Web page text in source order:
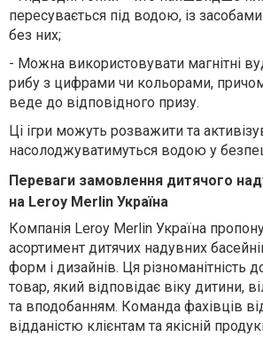
пересувається під водою, із
без них;
- Можна використовувати магнітні
рибу з цифрами чи кольорами,
веде до відповідного призу.
Ці ігри можуть розважити та
насолоджуватимуться водою у
Переваги замовлення дитячого
на Leroy Merlin Україна
Компанія Leroy Merlin Україна
асортимент дитячих надувних
форм і дизайнів. Ця різноманітність
товар, який відповідає віку дитини,
та вподобанням. Команда фахівців
відданістю клієнтам та якісній